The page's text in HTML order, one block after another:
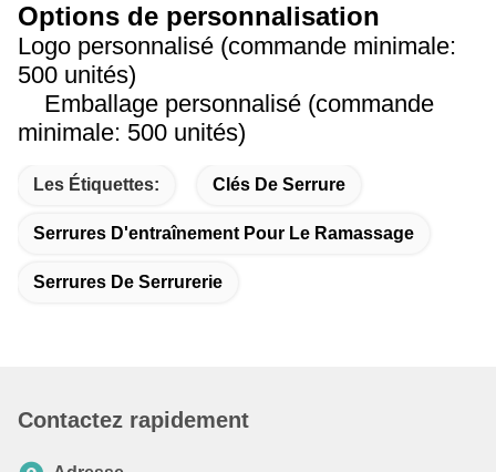
Options de personnalisation
Logo personnalisé (commande minimale:
500 unités)
Emballage personnalisé (commande
minimale: 500 unités)
Les Étiquettes: Clés De Serrure
Serrures D'entraînement Pour Le Ramassage
Serrures De Serrurerie
Contactez rapidement